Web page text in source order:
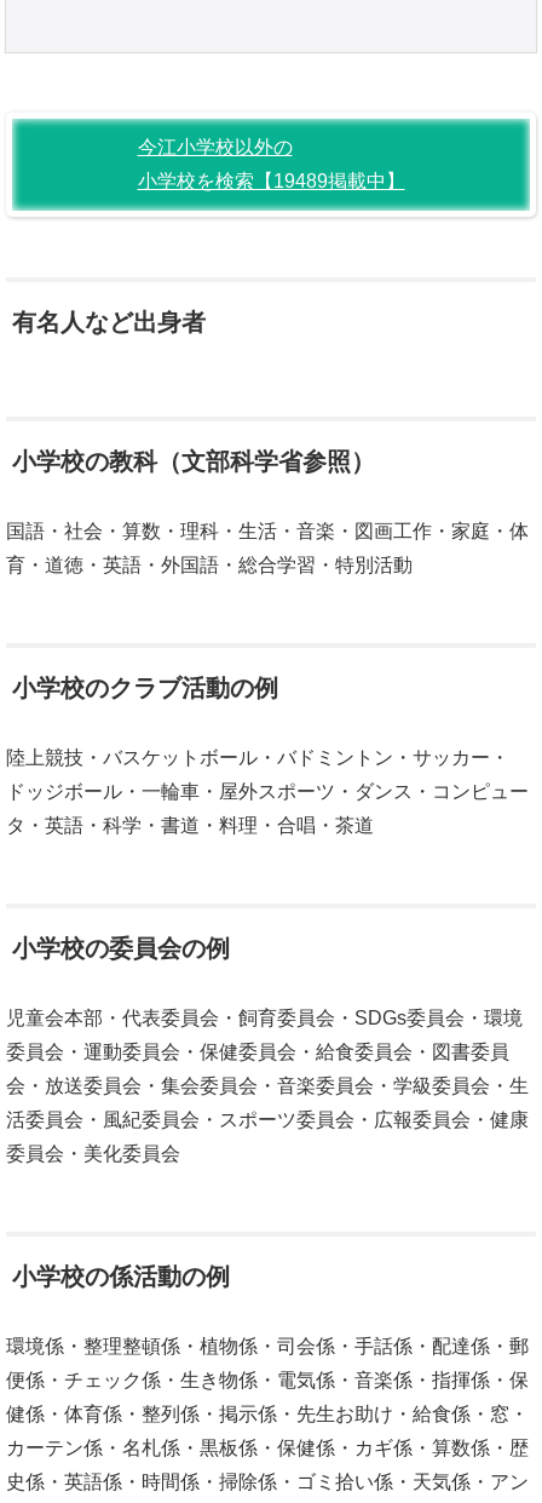
今江小学校以外の
小学校を検索【19489掲載中】
有名人など出身者
小学校の教科（文部科学省参照）
国語・社会・算数・理科・生活・音楽・図画工作・家庭・体
育・道徳・英語・外国語・総合学習・特別活動
小学校のクラブ活動の例
陸上競技・バスケットボール・バドミントン・サッカー・
ドッジボール・一輪車・屋外スポーツ・ダンス・コンピュー
タ・英語・科学・書道・料理・合唱・茶道
小学校の委員会の例
児童会本部・代表委員会・飼育委員会・SDGs委員会・環境
委員会・運動委員会・保健委員会・給食委員会・図書委員
会・放送委員会・集会委員会・音楽委員会・学級委員会・生
活委員会・風紀委員会・スポーツ委員会・広報委員会・健康
委員会・美化委員会
小学校の係活動の例
環境係・整理整頓係・植物係・司会係・手話係・配達係・郵
便係・チェック係・生き物係・電気係・音楽係・指揮係・保
健係・体育係・整列係・掲示係・先生お助け・給食係・窓・
カーテン係・名札係・黒板係・保健係・カギ係・算数係・歴
史係・英語係・時間係・掃除係・ゴミ拾い係・天気係・アン